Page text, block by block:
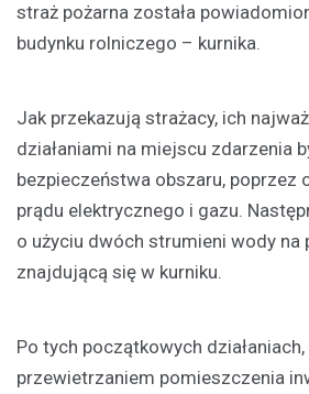
straż pożarna została
budynku rolniczego – kurnika.
Jak przekazują strażacy, ich
działaniami na miejscu zdarzenia
bezpieczeństwa obszaru, poprzez
prądu elektrycznego i gazu.
o użyciu dwóch strumieni wody na
znajdującą się w kurniku.
Po tych początkowych
przewietrzaniem pomieszczenia